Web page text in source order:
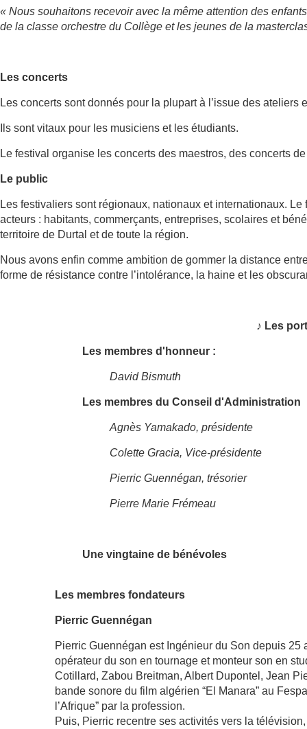
« Nous souhaitons recevoir avec la même attention des
de la classe orchestre du Collège et les jeunes de la
Les concerts
Les concerts sont donnés pour la plupart à l’issue des ateliers
Ils sont vitaux pour les musiciens et les étudiants.
Le festival organise les concerts des maestros, des concerts
Le public
Les festivaliers sont régionaux, nationaux et internationaux.
acteurs : habitants, commerçants, entreprises, scolaires et
territoire de Durtal et de toute la région.
Nous avons enfin comme ambition de gommer la distance
forme de résistance contre l’intolérance, la haine et les
♪ Les
Les membres d'honneur :
David Bismuth
Les membres du Conseil d'Administration
Agnès Yamakado, présidente
Colette Gracia, Vice-présidente
Pierric Guennégan, trésorier
Pierre Marie Frémeau
Une vingtaine de bénévoles
Les membres fondateurs
Pierric Guennégan
Pierric Guennégan est Ingénieur du Son depuis
opérateur du son en tournage et monteur son en
Cotillard, Zabou Breitman, Albert Dupontel, Jean
bande sonore du film algérien “El Manara” au
l’Afrique” par la profession.
Puis, Pierric recentre ses activités vers la